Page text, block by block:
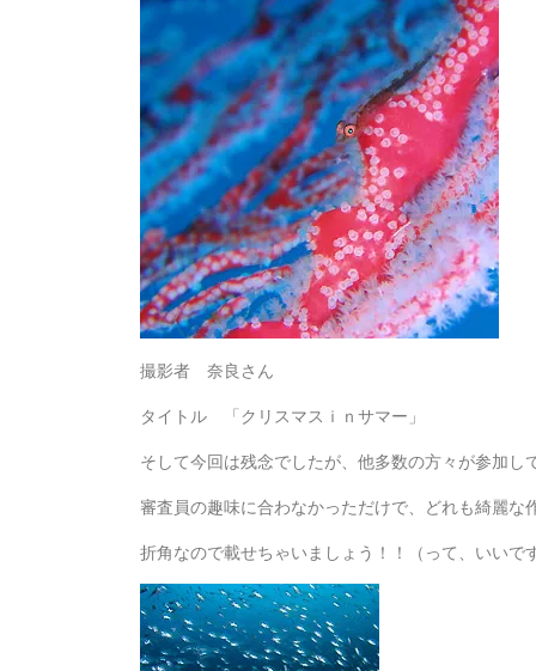
撮影者 奈良さん
タイトル 「クリスマスｉｎサマー」
そして今回は残念でしたが、他多数の方々が参加し
審査員の趣味に合わなかっただけで、どれも綺麗な
折角なので載せちゃいましょう！！（って、いいで